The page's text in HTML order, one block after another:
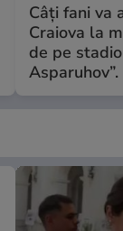
Câți fani va
Craiova la
de pe